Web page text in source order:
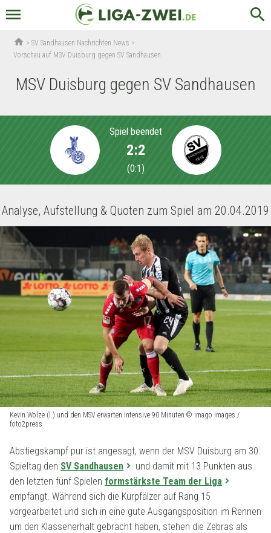
menu search
home >SV Sandhausen Nachrichten News >
Vorschau auf MSV Duisburg gegen SV Sandhausen
MSV Duisburg gegen SV Sandhausen
Spiel beendet
2:2
(0:1)
Analyse, Aufstellung & Quoten zum Spiel am 20.04.2019
Kevin Wolze (l.) und den MSV erwarten intensive 90 Minuten © imago images /
foto2press
Abstiegskampf pur ist angesagt, wenn der MSV Duisburg am 30.
Spieltag den SV Sandhausen
und damit mit 13 Punkten aus
den letzten fünf Spielen formstärkste Team der Liga
empfängt. Während sich die Kurpfälzer auf Rang 15
vorgearbeitet und sich in eine gute Ausgangsposition im Rennen
um den Klassenerhalt gebracht haben, stehen die Zebras als